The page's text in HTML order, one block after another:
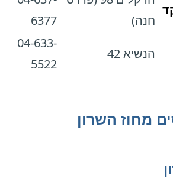
חנה)
6377
הנשיא 42
04-633-
5522
מחוז השרון